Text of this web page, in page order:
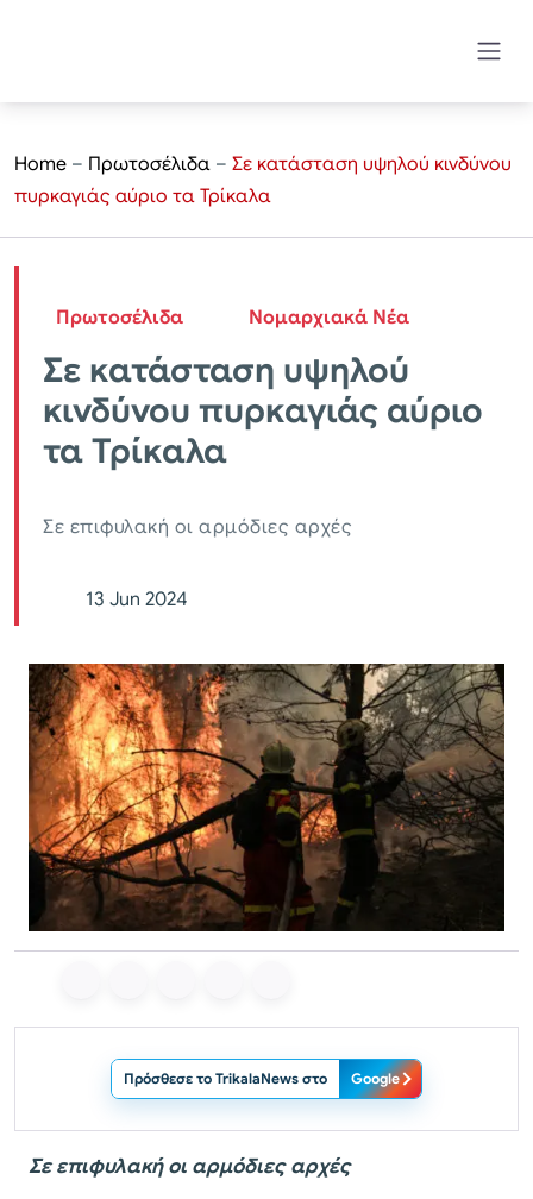
Home – Πρωτοσέλιδα – Σε κατάσταση υψηλού κινδύνου
πυρκαγιάς αύριο τα Τρίκαλα
Πρωτοσέλιδα Νομαρχιακά Νέα
Σε κατάσταση υψηλού
κινδύνου πυρκαγιάς αύριο
τα Τρίκαλα
Σε επιφυλακή οι αρμόδιες αρχές
13 Jun 2024
Πρόσθεσε το TrikalaNews στο Google
Σε επιφυλακή οι αρμόδιες αρχές